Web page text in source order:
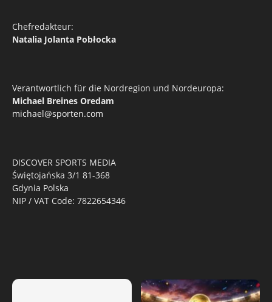
Chefredakteur:
Natalia Jolanta Pobłocka
Verantwortlich für die Nordregion und Nordeuropa:
Michael Breines Oredam
michael@sporten.com
DISCOVER SPORTS MEDIA
Świętojańska 3/1 81-368
Gdynia Polska
NIP / VAT Code: 7822654346